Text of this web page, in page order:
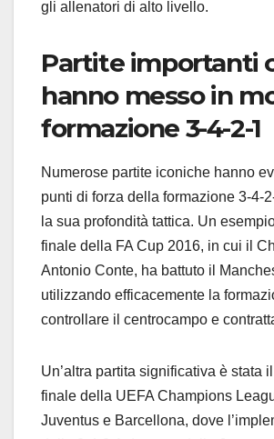
gli allenatori di alto livello.
Partite importanti
hanno messo in
formazione 3-4-2-1
Numerose partite iconiche hanno
punti di forza della formazione 3-4-
la sua profondità tattica. Un
finale della FA Cup 2016, in cui il
Antonio Conte, ha battuto il
utilizzando efficacemente la
controllare il centrocampo e
Un’altra partita significativa è stata
finale della UEFA Champions
Juventus e Barcellona, dove